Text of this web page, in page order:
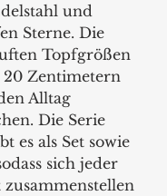
und
Sterne. Die
Topfgrößen
20 Zentimetern
Alltag
Die Serie
es als Set sowie
sich jeder